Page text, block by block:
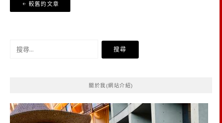
章
覽
較舊的文章
關於我(網站介紹)